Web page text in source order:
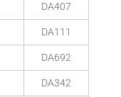
DA407
DA111
DA692
DA342